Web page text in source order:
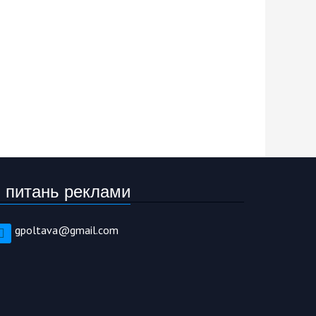
реклами
gpoltava@gmail.com